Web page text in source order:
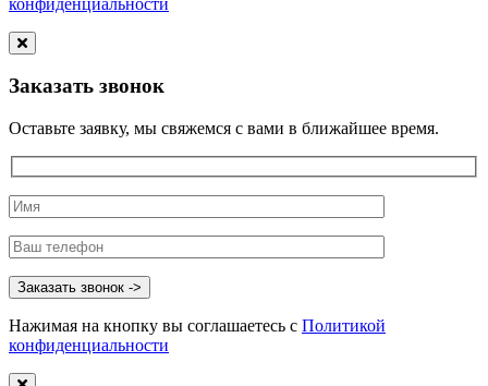
Заказать звонок
Оставьте заявку, мы свяжемся с вами в ближайшее время.
Нажимая на кнопку вы соглашаетесь с Политикой
конфиденциальности